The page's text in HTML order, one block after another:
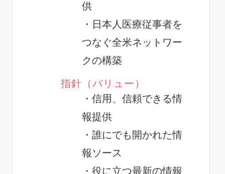
供
・日本人医療従事者を
つなぐ全米ネットワー
クの構築
指針（バリュー）
・信用、信頼できる情
報提供
・誰にでも開かれた情
報ソース
・役に立つ最新の情報